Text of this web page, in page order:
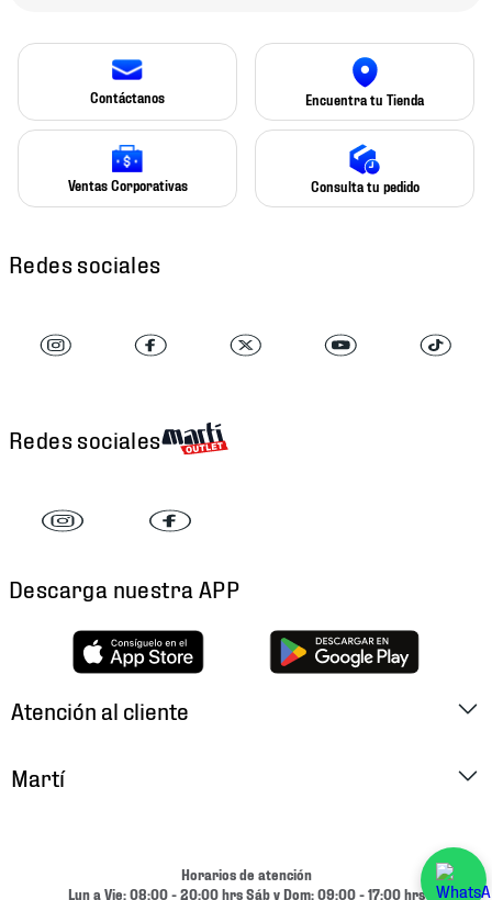
Contáctanos Encuentra tu Tienda
Ventas Corporativas Consulta tu pedido
Redes sociales
Redes sociales
Descarga nuestra APP
Atención al cliente
Cambios y Devoluciones
Martí
Horarios de atención
Lun a Vie: 08:00 - 20:00 hrs Sáb y Dom: 09:00 - 17:00 hrs